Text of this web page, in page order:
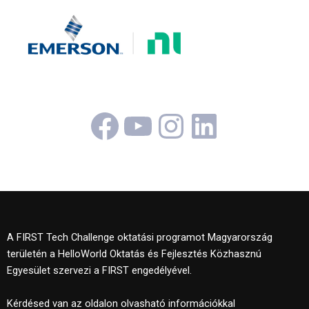
Facebook
YouTube
Instagram
LinkedIn
A FIRST Tech Challenge oktatási programot Magyarország
területén a HelloWorld Oktatás és Fejlesztés Közhasznú
Egyesület szervezi a FIRST engedélyével.
Kérdésed van az oldalon olvasható információkkal